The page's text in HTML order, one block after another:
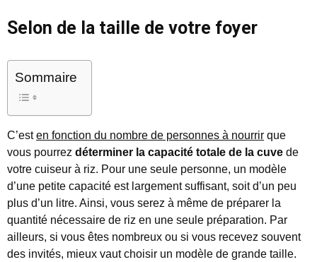
Selon de la taille de votre foyer
Sommaire
C’esten fonction du nombre de personnes à nourrir que
vous pourrez déterminer la capacité totale de la cuve de
votre cuiseur à riz. Pour une seule personne, un modèle
d’une petite capacité est largement suffisant, soit d’un peu
plus d’un litre. Ainsi, vous serez à même de préparer la
quantité nécessaire de riz en une seule préparation. Par
ailleurs, si vous êtes nombreux ou si vous recevez souvent
des invités, mieux vaut choisir un modèle de grande taille.